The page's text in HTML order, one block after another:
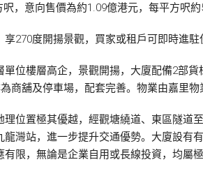
，意向售價為約1.09億港元，每平方呎
270度開揚景觀，買家或租戶可即時進駐
位樓層高企，景觀開揚，大廈配備2部
商舖及停車場，配套完善。物業由嘉里物
位置極其優越，經觀塘繞道、東區隧道
龍灣站，進一步提升交通優勢。大廈設
限，無論是企業自用或長線投資，均屬